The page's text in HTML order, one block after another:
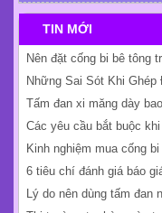
TIN MỚI
Nên đặt cống bi bê tông
Những Sai Sót Khi
Tấm đan xi măng dày
Các yêu cầu bắt buộc
Kinh nghiệm mua cống
6 tiêu chí đánh giá báo
Lý do nên dùng tấm đan